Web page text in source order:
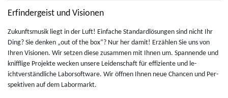
Erfindergeist und Visionen
Zukun­ftsmusik liegt in der Luft! Ein­fache Stan­dardlösun­gen sind nicht Ihr
Ding? Sie denken „out of the box“? Nur her damit! Erzählen Sie uns von
Ihren Vi­sio­nen. Wir set­zen diese zusam­men mit Ihnen um. Span­nende und
knif­flige Pro­jekte wecken un­sere Lei­den­schaft für ef­fiziente und le­
ichtverständliche Labor­soft­ware. Wir öffnen Ihnen neue Chan­cen und Per­
spek­tiven auf dem Labor­markt.